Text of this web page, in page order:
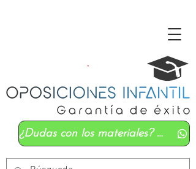
¿Dudas con los materiales? Mándanos un whatsapp